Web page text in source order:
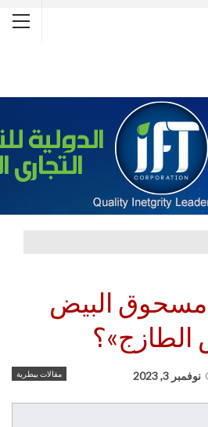
البيض
الطازج»؟
مقالات بيطرية نوفمبر 3, 2023